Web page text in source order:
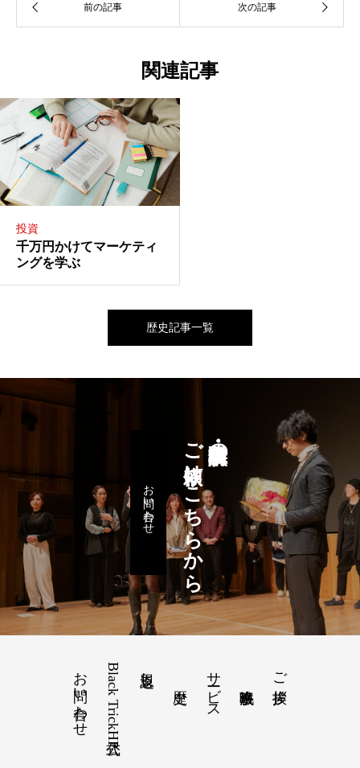
関連記事
投資
千万円かけてマーケティ
ングを学ぶ
歴史記事一覧
講演・仕事・取材の
ご依頼はこちらから
お問い合わせ
ご挨拶
サービス
恩返し
Black Trick公式HP
お問い合わせ